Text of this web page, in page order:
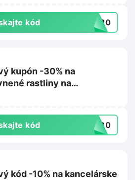
kód US20
kupón -30% na
rastliny na
kód aj30
kód -10% na kancelárske